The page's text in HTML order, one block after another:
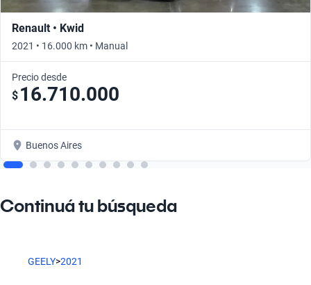
Renault • Kwid
2021 • 16.000 km • Manual
Precio desde
$ 16.710.000
Buenos Aires
Continuá tu búsqueda
GEELY>2021